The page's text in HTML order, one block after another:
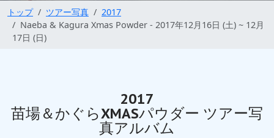
トップ ツアー写真
2017
Naeba & Kagura Xmas Powder - 2017年12月16日 (土) ~ 12月
17日 (日)
2017
苗場＆かぐらXMASパウダー ツアー写
真アルバム